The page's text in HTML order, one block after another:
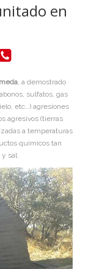
en
, a demostrado
sulfatos, gas
etc…) agresiones
agresivos (tierras
a temperaturas
químicos tan
sal.